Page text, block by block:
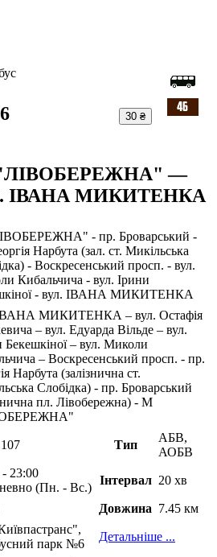
30 ₴
—
ІВАНА МИКИТЕНКА
- пр. Броварський -
Нарбута (зал. ст. Микільська
- Воскресенський просп. - вул.
Кибальчича - вул. Ірини
- вул. ІВАНА МИКИТЕНКА
МИКИТЕНКА – вул. Остафія
– вул. Едуарда Вільде – вул.
Бекешкіної – вул. Миколи
– Воскресенський просп. - пр.
Нарбута (залізнична ст.
Слобідка) - пр. Броварський
пл. Лівобережна) - М
Тип
АБВ,
АОБВ
23:00
(Пн. - Вс.)
Інтервал 20 хв
Довжина 7.45 км
парк №6
Детальніше ...